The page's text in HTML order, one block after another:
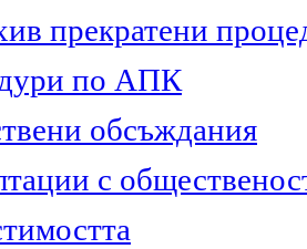
прекратени
по АПК
обсъждания
с